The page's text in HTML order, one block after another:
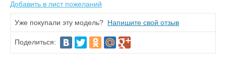
Добавить в лист пожеланий
Уже покупали эту модель? Напишите свой отзыв
Поделиться: